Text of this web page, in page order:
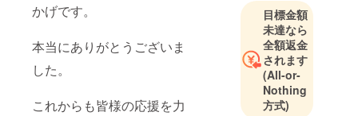
かげです。
本当にありがとうございま
した。
これからも皆様の応援を力
目標金額
未達なら
全額返金
されます
(All-or-
Nothing
方式)